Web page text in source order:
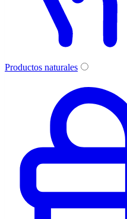
Productos naturales